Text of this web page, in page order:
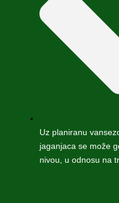
Uz planiranu
jaganjaca se može
nivou, u odnosu na